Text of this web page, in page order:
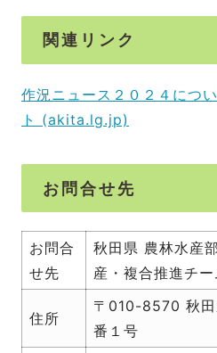
関連リンク
作況ニュース２０２４につ
ト (akita.lg.jp)
お問合せ先
お問合
せ先
秋田県 農林水産
産・複合推進チー
住所
〒010-8570 秋田
番１号